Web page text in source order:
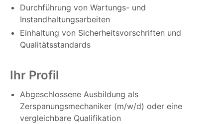
Durchführung von Wartungs- und
Instandhaltungsarbeiten
Einhaltung von Sicherheitsvorschriften und
Qualitätsstandards
Ihr Profil
Abgeschlossene Ausbildung als
Zerspanungsmechaniker (m/w/d) oder eine
vergleichbare Qualifikation